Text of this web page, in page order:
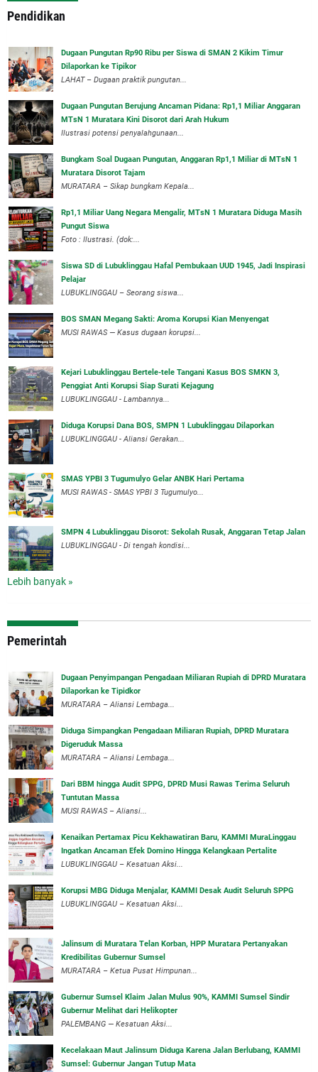
Pendidikan
Dugaan Pungutan Rp90 Ribu per Siswa di SMAN 2 Kikim Timur
Dilaporkan ke Tipikor
LAHAT – Dugaan praktik pungutan...
Dugaan Pungutan Berujung Ancaman Pidana: Rp1,1 Miliar Anggaran
MTsN 1 Muratara Kini Disorot dari Arah Hukum
Ilustrasi potensi penyalahgunaan...
Bungkam Soal Dugaan Pungutan, Anggaran Rp1,1 Miliar di MTsN 1
Muratara Disorot Tajam
‎MURATARA – Sikap bungkam Kepala...
‎Rp1,1 Miliar Uang Negara Mengalir, MTsN 1 Muratara Diduga Masih
Pungut Siswa
Foto : Ilustrasi. (dok:...
Siswa SD di Lubuklinggau Hafal Pembukaan UUD 1945, Jadi Inspirasi
Pelajar
LUBUKLINGGAU – Seorang siswa...
BOS SMAN Megang Sakti: Aroma Korupsi Kian Menyengat
MUSI RAWAS — Kasus dugaan korupsi...
Kejari Lubuklinggau Bertele-tele Tangani Kasus BOS SMKN 3,
Penggiat Anti Korupsi Siap Surati Kejagung
LUBUKLINGGAU - Lambannya...
Diduga Korupsi Dana BOS, SMPN 1 Lubuklinggau Dilaporkan
LUBUKLINGGAU - Aliansi Gerakan...
SMAS YPBI 3 Tugumulyo Gelar ANBK Hari Pertama
MUSI RAWAS - SMAS YPBI 3 Tugumulyo...
SMPN 4 Lubuklinggau Disorot: Sekolah Rusak, Anggaran Tetap Jalan
LUBUKLINGGAU - Di tengah kondisi...
Lebih banyak »
Pemerintah
‎Dugaan Penyimpangan Pengadaan Miliaran Rupiah di DPRD Muratara
Dilaporkan ke Tipidkor
‎MURATARA – Aliansi Lembaga...
Diduga Simpangkan Pengadaan Miliaran Rupiah, DPRD Muratara
Digeruduk Massa
‎MURATARA – Aliansi Lembaga...
Dari BBM hingga Audit SPPG, DPRD Musi Rawas Terima Seluruh
Tuntutan Massa
MUSI RAWAS – Aliansi...
‎Kenaikan Pertamax Picu Kekhawatiran Baru, KAMMI MuraLinggau
Ingatkan Ancaman Efek Domino Hingga Kelangkaan Pertalite
‎LUBUKLINGGAU – Kesatuan Aksi...
Korupsi MBG Diduga Menjalar, KAMMI Desak Audit Seluruh SPPG
‎LUBUKLINGGAU – Kesatuan Aksi...
‎Jalinsum di Muratara Telan Korban, HPP Muratara Pertanyakan
Kredibilitas Gubernur Sumsel
MURATARA – Ketua Pusat Himpunan...
‎Gubernur Sumsel Klaim Jalan Mulus 90%, KAMMI Sumsel Sindir
Gubernur Melihat dari Helikopter
‎PALEMBANG — Kesatuan Aksi...
‎Kecelakaan Maut Jalinsum Diduga Karena Jalan Berlubang, KAMMI
Sumsel: Gubernur Jangan Tutup Mata